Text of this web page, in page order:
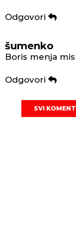
Odgovori
šumenko
Boris menja
Odgovori
SVI